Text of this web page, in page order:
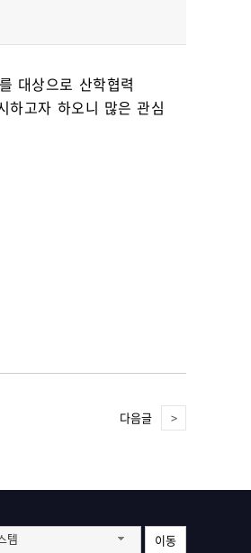
대상으로 산학협력
하고자 하오니 많은 관심
다음글
템 이동